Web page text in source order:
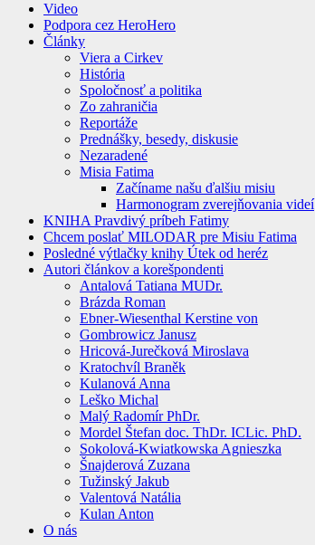
Video
Podpora cez HeroHero
Články
Viera a Cirkev
História
Spoločnosť a politika
Zo zahraničia
Reportáže
Prednášky, besedy, diskusie
Nezaradené
Misia Fatima
Začíname našu ďalšiu misiu
Harmonogram zverejňovania videí
KNIHA Pravdivý príbeh Fatimy
Chcem poslať MILODAR pre Misiu Fatima
Posledné výtlačky knihy Útek od heréz
Autori článkov a korešpondenti
Antalová Tatiana MUDr.
Brázda Roman
Ebner-Wiesenthal Kerstine von
Gombrowicz Janusz
Hricová-Jurečková Miroslava
Kratochvíl Braněk
Kulanová Anna
Leško Michal
Malý Radomír PhDr.
Mordel Štefan doc. ThDr. ICLic. PhD.
Sokolová-Kwiatkowska Agnieszka
Šnajderová Zuzana
Tužinský Jakub
Valentová Natália
Kulan Anton
O nás